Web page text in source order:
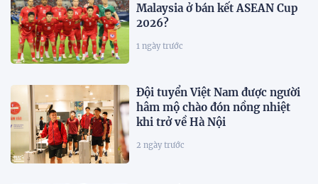
Malaysia ở bán kết ASEAN Cup
2026?
1 ngày trước
Đội tuyển Việt Nam được người
hâm mộ chào đón nồng nhiệt
khi trở về Hà Nội
2 ngày trước